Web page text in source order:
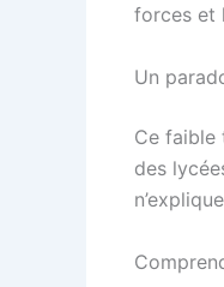
forces et
Un
Ce faible
des